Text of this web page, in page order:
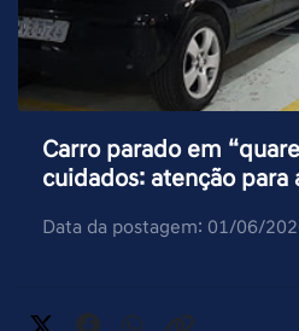
Carro parado em
cuidados: atenção para
Data da postagem: 01/06/